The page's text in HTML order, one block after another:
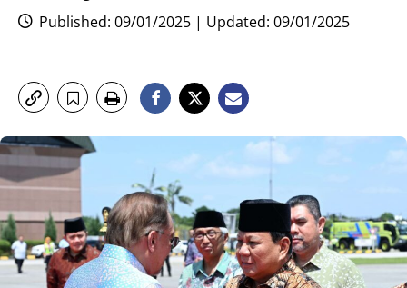
Published: 09/01/2025 | Updated: 09/01/2025